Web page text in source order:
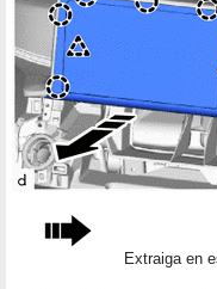
Extraiga en